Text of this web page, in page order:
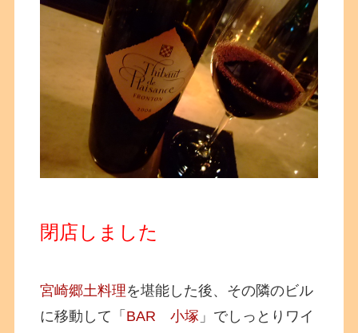
閉店しました
宮崎郷土料理を堪能した後、その隣のビル
に移動して「 BAR 小塚 」でしっとりワイ